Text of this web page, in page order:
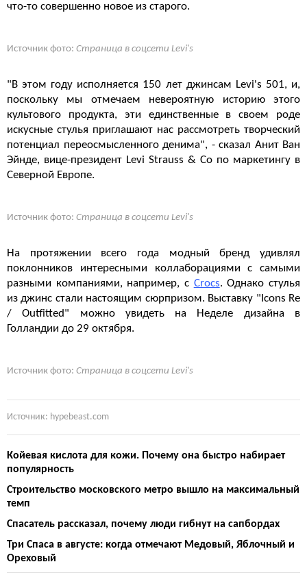
что-то совершенно новое из старого.
Источник фото: Страница в соцсети Levi's
"В этом году исполняется 150 лет джинсам Levi's 501, и,
поскольку мы отмечаем невероятную историю этого
культового продукта, эти единственные в своем роде
искусные стулья приглашают нас рассмотреть творческий
потенциал переосмысленного денима", - сказал Анит Ван
Эйнде, вице-президент Levi Strauss & Co по маркетингу в
Северной Европе.
Источник фото: Страница в соцсети Levi's
На протяжении всего года модный бренд удивлял
поклонников интересными коллаборациями с самыми
разными компаниями, например, с Crocs. Однако стулья
из джинс стали настоящим сюрпризом. Выставку "Icons Re
/ Outfitted" можно увидеть на Неделе дизайна в
Голландии до 29 октября.
Источник фото: Страница в соцсети Levi's
Источник: hypebeast.com
Койевая кислота для кожи. Почему она быстро набирает
популярность
Строительство московского метро вышло на максимальный
темп
Спасатель рассказал, почему люди гибнут на сапбордах
Три Спаса в августе: когда отмечают Медовый, Яблочный и
Ореховый